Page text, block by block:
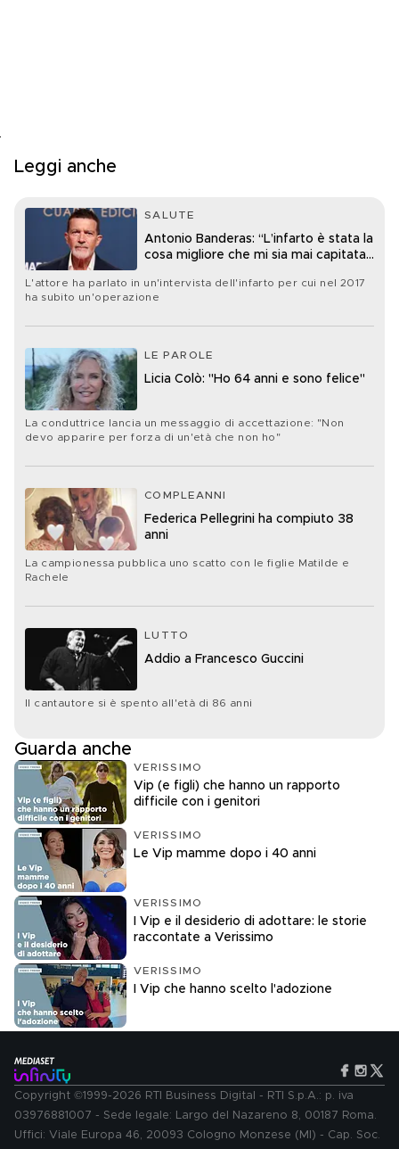
Leggi anche
SALUTE
Antonio Banderas: “L’infarto è stata la
cosa migliore che mi sia mai capitata
L'attore ha parlato in un'intervista dell'infarto per cui nel 2017
ha subito un'operazione
LE PAROLE
Licia Colò: "Ho 64 anni e sono felice"
La conduttrice lancia un messaggio di accettazione: "Non
devo apparire per forza di un'età che non ho"
COMPLEANNI
Federica Pellegrini ha compiuto 38
anni
La campionessa pubblica uno scatto con le figlie Matilde e
Rachele
LUTTO
Addio a Francesco Guccini
Il cantautore si è spento all'età di 86 anni
Guarda anche
VERISSIMO
Vip (e figli) che hanno un rapporto
difficile con i genitori
VERISSIMO
Le Vip mamme dopo i 40 anni
VERISSIMO
I Vip e il desiderio di adottare: le storie
raccontate a Verissimo
VERISSIMO
I Vip che hanno scelto l'adozione
Copyright ©1999-2026 RTI Business Digital - RTI S.p.A.: p. iva
03976881007 - Sede legale: Largo del Nazareno 8, 00187 Roma.
Uffici: Viale Europa 46, 20093 Cologno Monzese (MI) - Cap. Soc.